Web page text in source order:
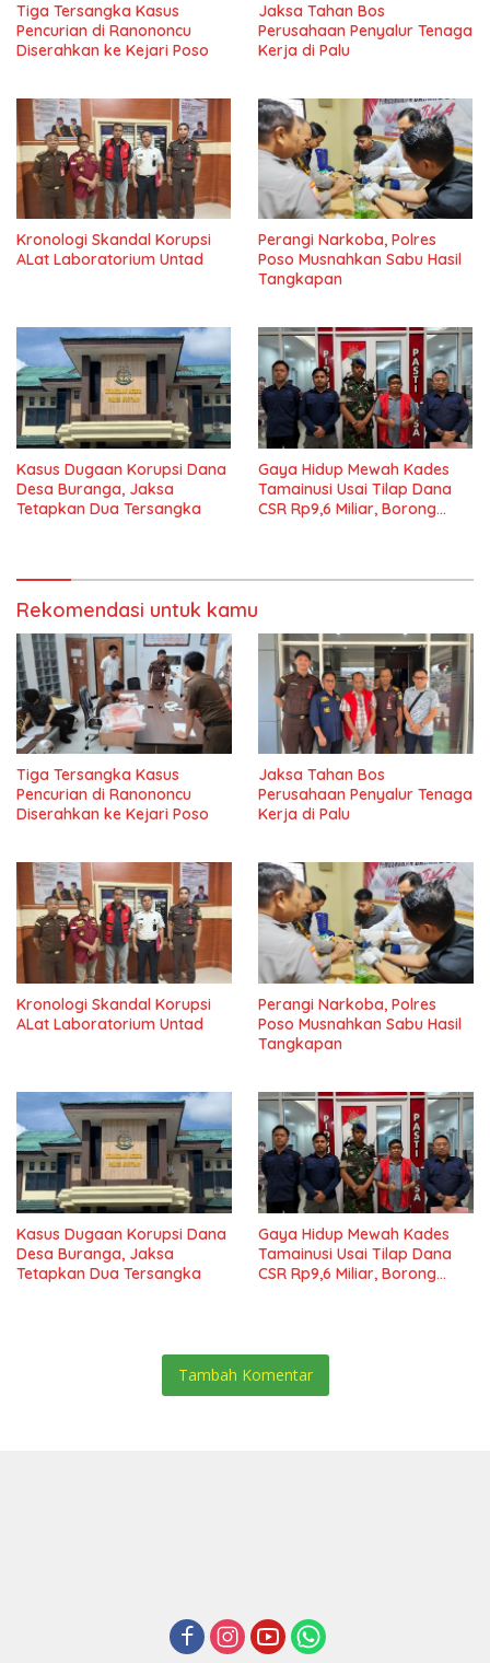
Tiga Tersangka Kasus
Pencurian di Ranononcu
Diserahkan ke Kejari Poso
Jaksa Tahan Bos
Perusahaan Penyalur Tenaga
Kerja di Palu
Kronologi Skandal Korupsi
ALat Laboratorium Untad
Perangi Narkoba, Polres
Poso Musnahkan Sabu Hasil
Tangkapan
Kasus Dugaan Korupsi Dana
Desa Buranga, Jaksa
Tetapkan Dua Tersangka
Gaya Hidup Mewah Kades
Tamainusi Usai Tilap Dana
CSR Rp9,6 Miliar, Borong
Rekomendasi untuk kamu
Tiga Tersangka Kasus
Pencurian di Ranononcu
Diserahkan ke Kejari Poso
Jaksa Tahan Bos
Perusahaan Penyalur Tenaga
Kerja di Palu
Kronologi Skandal Korupsi
ALat Laboratorium Untad
Perangi Narkoba, Polres
Poso Musnahkan Sabu Hasil
Tangkapan
Kasus Dugaan Korupsi Dana
Desa Buranga, Jaksa
Tetapkan Dua Tersangka
Gaya Hidup Mewah Kades
Tamainusi Usai Tilap Dana
CSR Rp9,6 Miliar, Borong
Tambah Komentar